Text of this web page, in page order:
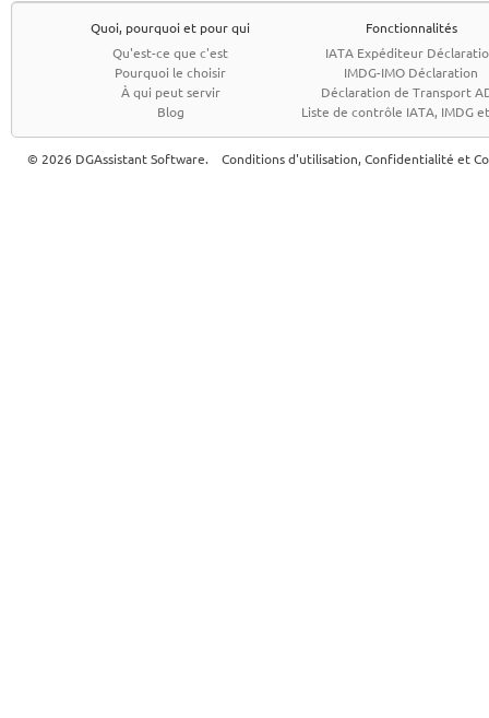
Quoi, pourquoi et pour qui
Qu'est-ce que c'est
Pourquoi le choisir
À qui peut servir
Blog
Fonctionnalités
IATA Expéditeur
IMDG-IMO Déclaration
Déclaration de Transport
Liste de contrôle IATA, IMDG
© 2026 DGAssistant Software. Conditions d'utilisation, Confidentialité et